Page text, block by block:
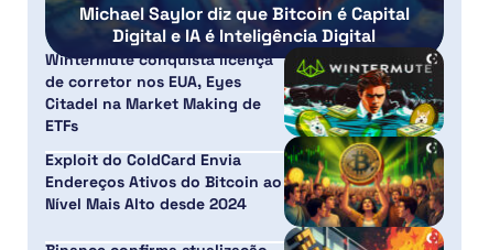
Michael Saylor diz que Bitcoin é Capital
Digital e IA é Inteligência Digital
Wintermute conquista licença
de corretor nos EUA, Eyes
Citadel na Market Making de
ETFs
Exploit do ColdCard Envia
Endereços Ativos do Bitcoin ao
Nível Mais Alto desde 2024